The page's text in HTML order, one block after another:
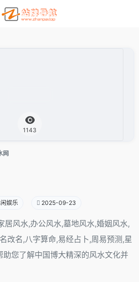
1143
网
娱乐 2025-09-23
居风水,办公风水,墓地风水,婚姻风水,
改名,八字算命,易经占卜,周易预测,星
助您了解中国博大精深的风水文化并